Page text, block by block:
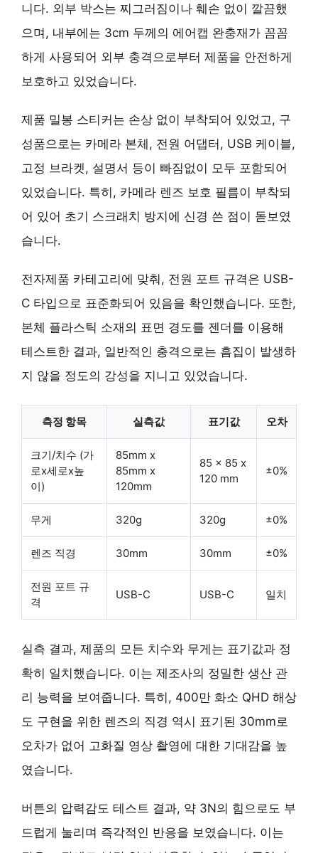
니다. 외부 박스는 찌그러짐이나 훼손 없이 깔끔했
으며, 내부에는 3cm 두께의 에어캡 완충재가 꼼꼼
하게 사용되어 외부 충격으로부터 제품을 안전하게
보호하고 있었습니다.
제품 밀봉 스티커는 손상 없이 부착되어 있었고, 구
성품으로는 카메라 본체, 전원 어댑터, USB 케이블,
고정 브라켓, 설명서 등이 빠짐없이 모두 포함되어
있었습니다. 특히, 카메라 렌즈 보호 필름이 부착되
어 있어 초기 스크래치 방지에 신경 쓴 점이 돋보였
습니다.
전자제품 카테고리에 맞춰, 전원 포트 규격은 USB-
C 타입으로 표준화되어 있음을 확인했습니다. 또한,
본체 플라스틱 소재의 표면 경도를 젠더를 이용해
테스트한 결과, 일반적인 충격으로는 흠집이 발생하
지 않을 정도의 강성을 지니고 있었습니다.
측정 항목 실측값 표기값 오차
크기/치수 (가
로x세로x높
이)
85mm x
85mm x
120mm
85 x 85 x
120 mm
±0%
무게 320g 320g ±0%
렌즈 직경 30mm 30mm ±0%
전원 포트 규
격
USB-C USB-C 일치
실측 결과, 제품의 모든 치수와 무게는 표기값과 정
확히 일치했습니다. 이는 제조사의 정밀한 생산 관
리 능력을 보여줍니다. 특히, 400만 화소 QHD 해상
도 구현을 위한 렌즈의 직경 역시 표기된 30mm로
오차가 없어 고화질 영상 촬영에 대한 기대감을 높
였습니다.
버튼의 압력감도 테스트 결과, 약 3N의 힘으로도 부
드럽게 눌리며 즉각적인 반응을 보였습니다. 이는